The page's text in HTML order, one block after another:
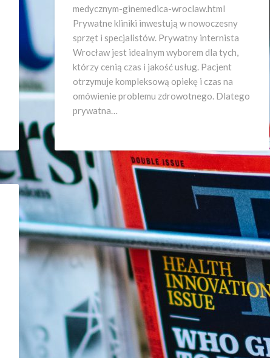
medycznym-ginemedica-wroclaw.html
Prywatne kliniki inwestują w nowoczesny
sprzęt i specjalistów. Prywatny internista
Wrocław jest idealnym wyborem dla tych,
którzy cenią czas i jakość usług. Pacjent
otrzymuje kompleksową opiekę i czas na
omówienie problemu zdrowotnego. Dlatego
prywatna…